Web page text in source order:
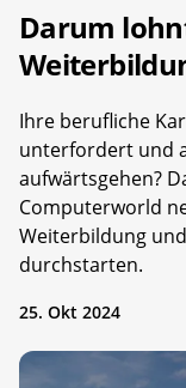
Darum
Ihre berufliche
unterfordert und
aufwärtsgehen?
Computerworld
Weiterbildung
durchstarten.
25. Okt 2024